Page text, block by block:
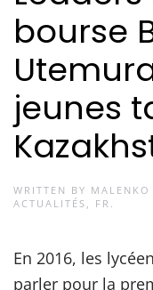
bourse
jeunes
WRITTEN BY MALENKO
ACTUALITÉS
FR
En 2016, les
parler pour la